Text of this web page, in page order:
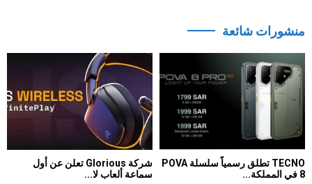
منشورات شائعة
TECNO تطلق رسمياً سلسلة POVA
8 في المملكة...
شركة Glorious تعلن عن أول
سماعة ألعاب لا...